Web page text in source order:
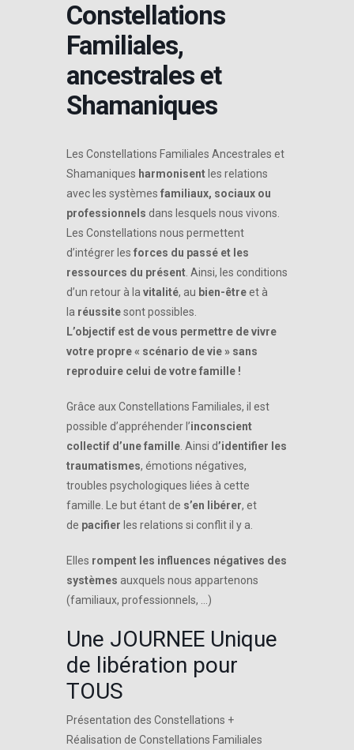
Constellations
Familiales,
ancestrales et
Shamaniques
Les Constellations Familiales Ancestrales et
Shamaniques harmonisent les relations
avec les systèmes familiaux, sociaux ou
professionnels dans lesquels nous vivons.
Les Constellations nous permettent
d’intégrer les forces du passé et les
ressources du présent . Ainsi, les conditions
d’un retour à la vitalité, au bien-êtreet à
la réussitesont possibles.
L’objectif est de vous permettre de vivre
votre propre « scénario de vie » sans
reproduire celui de votre famille !
Grâce aux Constellations Familiales, il est
possible d’appréhender l’inconscient
collectif d’une famille . Ainsi d’identifier les
traumatismes, émotions négatives,
troubles psychologiques liées à cette
famille. Le but étant de s’en libérer, et
de pacifier les relations si conflit il y a.
Elles rompent les influences négatives des
systèmes auxquels nous appartenons
(familiaux, professionnels, …)
Une JOURNEE Unique
de libération pour
TOUS
Présentation des Constellations +
Réalisation de Constellations Familiales